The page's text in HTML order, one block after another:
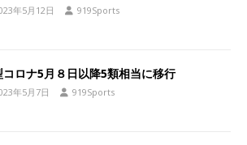
年5月12日 919Sports
コロナ5月８日以降5類相当に移行
年5月7日 919Sports